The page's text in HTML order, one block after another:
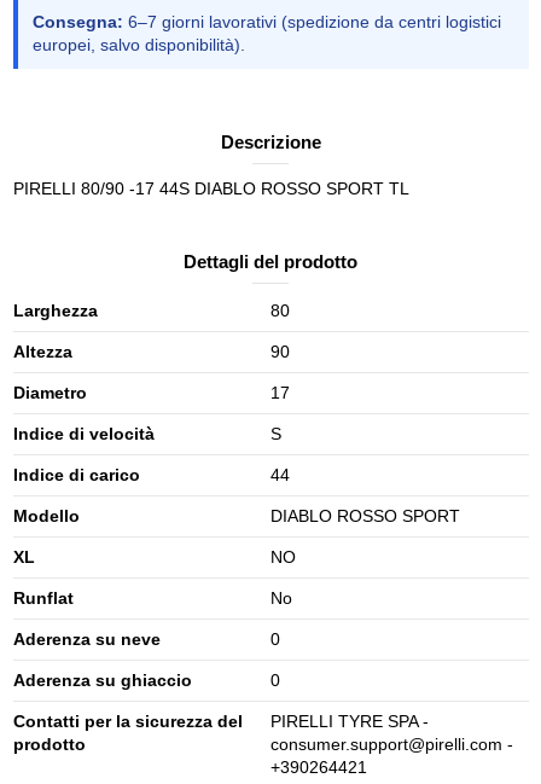
Consegna: 6–7 giorni lavorativi (spedizione da centri logistici
europei, salvo disponibilità).
Descrizione
PIRELLI 80/90 -17 44S DIABLO ROSSO SPORT TL
Dettagli del prodotto
Larghezza 80
Altezza 90
Diametro 17
Indice di velocità S
Indice di carico 44
Modello DIABLO ROSSO SPORT
XL NO
Runflat No
Aderenza su neve 0
Aderenza su ghiaccio 0
Contatti per la sicurezza del
prodotto
PIRELLI TYRE SPA -
consumer.support@pirelli.com -
+390264421